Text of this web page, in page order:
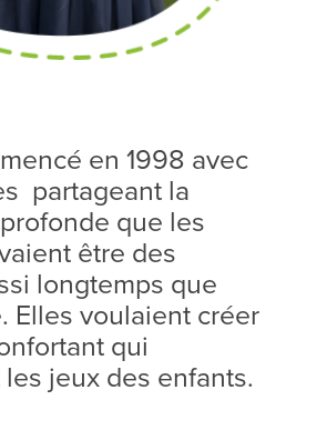
en 1998 avec
partageant la
que les
être des
longtemps que
Elles voulaient créer
qui
jeux des enfants.